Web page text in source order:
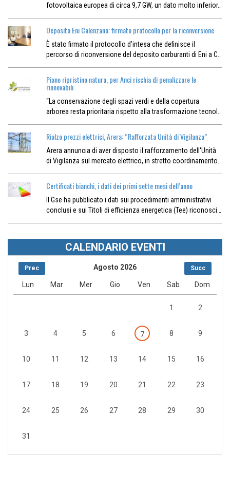
fotovoltaica europea di circa 9,7 GW, un dato molto inferior…
Deposito Eni Calenzano: firmato protocollo per la riconversione
È stato firmato il protocollo d’intesa che definisce il
percorso di riconversione del deposito carburanti di Eni a C…
Piano ripristino natura, per Anci rischia di penalizzare le
rinnovabili
“La conservazione degli spazi verdi e della copertura
arborea resta prioritaria rispetto alla trasformazione tecnol…
Rialzo prezzi elettrici, Arera: “Rafforzata Unità di Vigilanza”
Arera annuncia di aver disposto il rafforzamento dell'Unità
di Vigilanza sul mercato elettrico, in stretto coordinamento…
Certificati bianchi, i dati dei primi sette mesi dell’anno
Il Gse ha pubblicato i dati sui procedimenti amministrativi
conclusi e sui Titoli di efficienza energetica (Tee) riconosci…
CALENDARIO EVENTI
Prec Succ
Agosto 2026
Lun Mar Mer Gio Ven Sab Dom
1 2
3 4 5 6 7 8 9
10 11 12 13 14 15 16
17 18 19 20 21 22 23
24 25 26 27 28 29 30
31